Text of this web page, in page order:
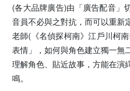
(各大品牌廣告)由「廣告配音」
音員不必與之對抗，而可以重新
老師(《名偵探柯南》江戶川柯
表情」，如何與角色建立獨一無
理解角色、貼近故事，方能在演
鳴。